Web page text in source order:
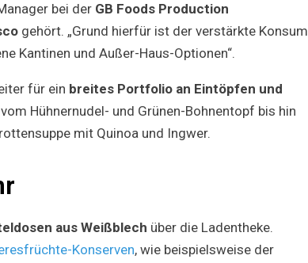
bei der GB Foods Production
gehört. „Grund hierfür ist der verstärkte Konsum
Kantinen und Außer-Haus-Optionen“.
für ein breites Portfolio an Eintöpfen und
vom Hühnernudel- und Grünen-Bohnentopf bis hin
mit Quinoa und Ingwer.
aus Weißblech über die Ladentheke.
Konserven, wie beispielsweise der